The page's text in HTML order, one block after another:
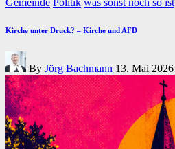
Kirche unter Druck? – Kirche und AFD
Posted
by
By Jörg Bachmann 13. Mai 2026